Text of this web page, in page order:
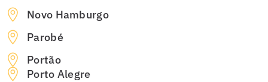
Novo Hamburgo
Parobé
Portão
Porto Alegre